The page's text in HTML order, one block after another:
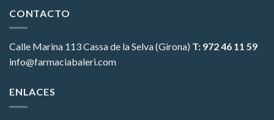
CONTACTO
Calle Marina 113Cassa de la Selva (Girona) T: 972 46 11 59
info@farmaciabaleri.com
ENLACES